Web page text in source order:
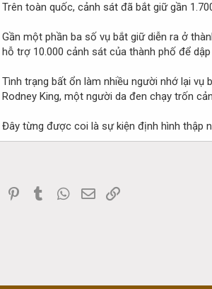
Trên toàn quốc, cảnh sát đã bắt giữ gần
Gần một phần ba số vụ bắt giữ diễn ra ở
hỗ trợ 10.000 cảnh sát của thành phố để
Tình trạng bất ổn làm nhiều người nhớ lại
Rodney King, một người da đen chạy trốn
Đây từng được coi là sự kiện định hình thập
Reddit PinterestTumblr WhatsApp
Email